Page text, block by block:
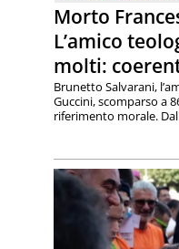
Morto
L’amico
molti:
Brunetto Salvarani,
Guccini, scomparso a
riferimento morale.